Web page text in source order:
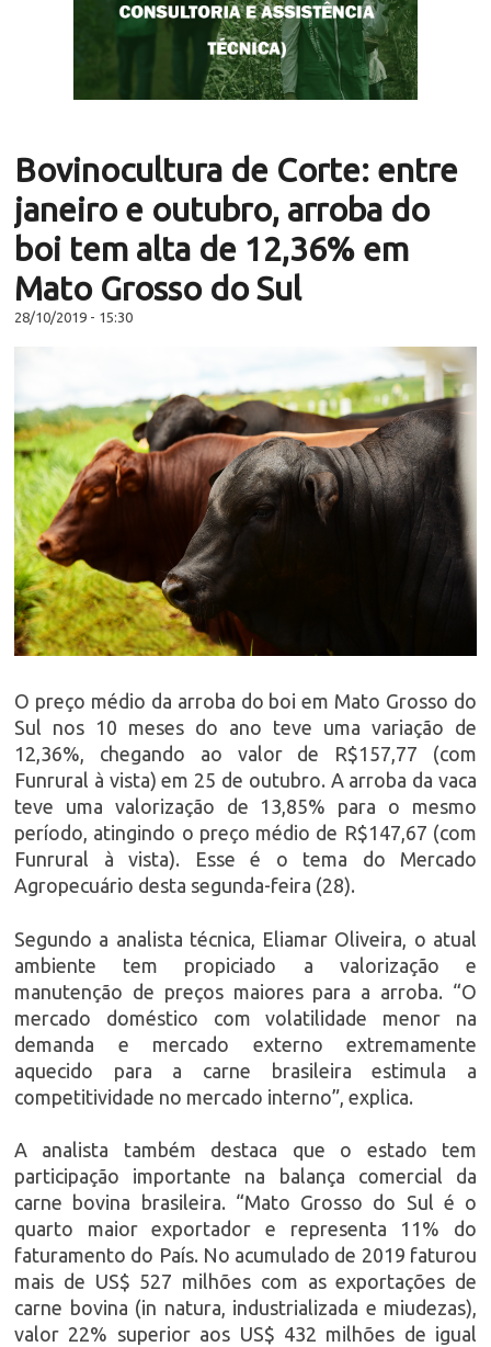
Bovinocultura de Corte: entre
janeiro e outubro, arroba do
boi tem alta de 12,36% em
Mato Grosso do Sul
28/10/2019 - 15:30
O preço médio da arroba do boi em Mato Grosso do
Sul nos 10 meses do ano teve uma variação de
12,36%, chegando ao valor de R$157,77 (com
Funrural à vista) em 25 de outubro. A arroba da vaca
teve uma valorização de 13,85% para o mesmo
período, atingindo o preço médio de R$147,67 (com
Funrural à vista). Esse é o tema do Mercado
Agropecuário desta segunda-feira (28).
Segundo a analista técnica, Eliamar Oliveira, o atual
ambiente tem propiciado a valorização e
manutenção de preços maiores para a arroba. “O
mercado doméstico com volatilidade menor na
demanda e mercado externo extremamente
aquecido para a carne brasileira estimula a
competitividade no mercado interno”, explica.
A analista também destaca que o estado tem
participação importante na balança comercial da
carne bovina brasileira. “Mato Grosso do Sul é o
quarto maior exportador e representa 11% do
faturamento do País. No acumulado de 2019 faturou
mais de US$ 527 milhões com as exportações de
carne bovina (in natura, industrializada e miudezas),
valor 22% superior aos US$ 432 milhões de igual